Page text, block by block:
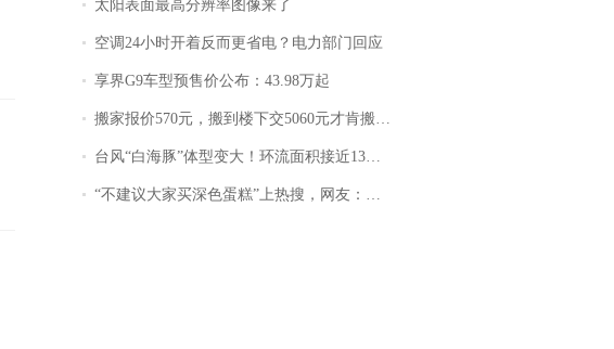
太阳表面最高分辨率图像来了
空调24小时开着反而更省电？电力部门回应
享界G9车型预售价公布：43.98万起
搬家报价570元，搬到楼下交5060元才肯搬上楼！女子傻眼了……
台风“白海豚”体型变大！环流面积接近13个浙江那么大
“不建议大家买深色蛋糕”上热搜，网友：天塌了！